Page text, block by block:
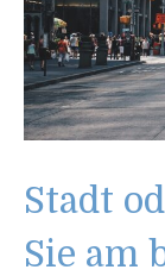
Stadt
Sie am